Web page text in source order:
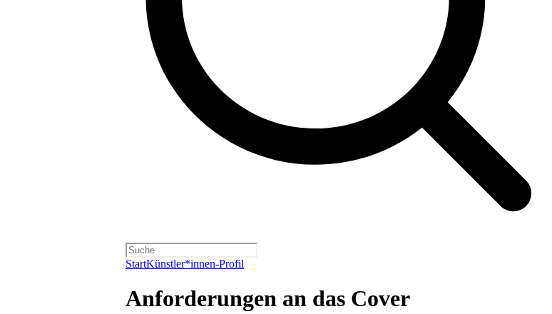
StartKünstler*innen-Profil
Anforderungen an das Cover